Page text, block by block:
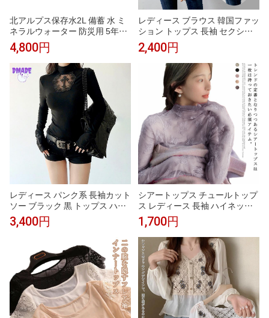
北アルプス保存水2L 備蓄 水 ミ
ネラルウォーター 防災用 5年保
存水 防災備蓄水 ミネラルウォー
ター2リットル 災害用水 備蓄水
5年 長期保存水 長期保存水5年
保存の水 備蓄品 飲料水 保存用
水 「災害用飲料水」 ペットボト
ル飲料水 2Lペットボトル水 お
水2リットルケース
4,800円
レディース ブラウス 韓国ファッ
ション トップス 長袖 セクシー
可愛い 花柄 重ね着 透け 薄手 シ
ャツブラウス インナー 韓国 レ
ース シースルー 上品 透け感 大
人 ビジネスシャツ スプリング
通勤 ブラウス 着回し 軽量 シャ
ツ フォーマル
2,400円
レディース パンク系 長袖カット
ソー ブラック 黒 トップス ハロ
ウィン コスプレ サブカル系ファ
ッション セクシー シースルー
パーティー 十字架 レース トッ
プス ステージ衣装 ロック パン
ク 原宿ファッション 病み可愛い
インディーズファッション Y2K
十字架
3,400円
シアートップス チュールトップ
ス レディース 長袖 ハイネック
シースルー インナー 花柄 透け
感 レース レイヤード 薄手 きれ
いめ かわいい セクシー ホワイ
ト 白 ブラック パープル ピンク
ベージュ 人気 トレンド
1,700円